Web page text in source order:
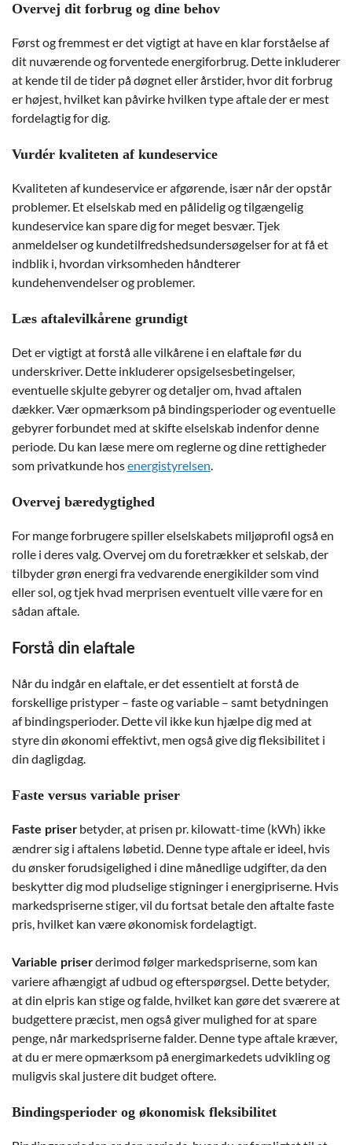
Overvej dit forbrug og dine behov
Først og fremmest er det vigtigt at have en klar forståelse af
dit nuværende og forventede energiforbrug. Dette inkluderer
at kende til de tider på døgnet eller årstider, hvor dit forbrug
er højest, hvilket kan påvirke hvilken type aftale der er mest
fordelagtig for dig.
Vurdér kvaliteten af kundeservice
Kvaliteten af kundeservice er afgørende, især når der opstår
problemer. Et elselskab med en pålidelig og tilgængelig
kundeservice kan spare dig for meget besvær. Tjek
anmeldelser og kundetilfredshedsundersøgelser for at få et
indblik i, hvordan virksomheden håndterer
kundehenvendelser og problemer.
Læs aftalevilkårene grundigt
Det er vigtigt at forstå alle vilkårene i en elaftale før du
underskriver. Dette inkluderer opsigelsesbetingelser,
eventuelle skjulte gebyrer og detaljer om, hvad aftalen
dækker. Vær opmærksom på bindingsperioder og eventuelle
gebyrer forbundet med at skifte elselskab indenfor denne
periode. Du kan læse mere om reglerne og dine rettigheder
som privatkunde hosenergistyrelsen.
Overvej bæredygtighed
For mange forbrugere spiller elselskabets miljøprofil også en
rolle i deres valg. Overvej om du foretrækker et selskab, der
tilbyder grøn energi fra vedvarende energikilder som vind
eller sol, og tjek hvad merprisen eventuelt ville være for en
sådan aftale.
Forstå din elaftale
Når du indgår en elaftale, er det essentielt at forstå de
forskellige pristyper – faste og variable – samt betydningen
af bindingsperioder. Dette vil ikke kun hjælpe dig med at
styre din økonomi effektivt, men også give dig fleksibilitet i
din dagligdag.
Faste versus variable priser
Faste priser betyder, at prisen pr. kilowatt-time (kWh) ikke
ændrer sig i aftalens løbetid. Denne type aftale er ideel, hvis
du ønsker forudsigelighed i dine månedlige udgifter, da den
beskytter dig mod pludselige stigninger i energipriserne. Hvis
markedspriserne stiger, vil du fortsat betale den aftalte faste
pris, hvilket kan være økonomisk fordelagtigt.
Variable priserderimod følger markedspriserne, som kan
variere afhængigt af udbud og efterspørgsel. Dette betyder,
at din elpris kan stige og falde, hvilket kan gøre det sværere at
budgettere præcist, men også giver mulighed for at spare
penge, når markedspriserne falder. Denne type aftale kræver,
at du er mere opmærksom på energimarkedets udvikling og
muligvis skal justere dit budget oftere.
Bindingsperioder og økonomisk fleksibilitet